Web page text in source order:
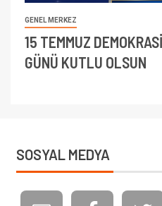
GENEL MERKEZ
15 TEMMUZ
GÜNÜ KUTLU OLSUN
SOSYAL MEDYA